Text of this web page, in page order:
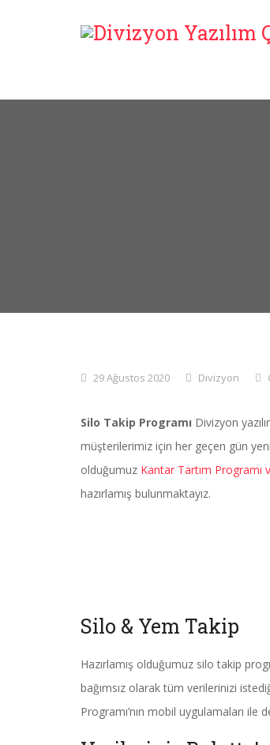
29 Ağustos 2020 Divizyon
Silo Takip Programı Divizyon
müşterilerimiz için her geçen gün
olduğumuz Kantar Tartım
hazırlamış bulunmaktayız.
Silo & Yem Takip
Hazırlamış olduğumuz silo takip
bağımsız olarak tüm verilerinizi
Programı’nın mobil uygulamaları ile